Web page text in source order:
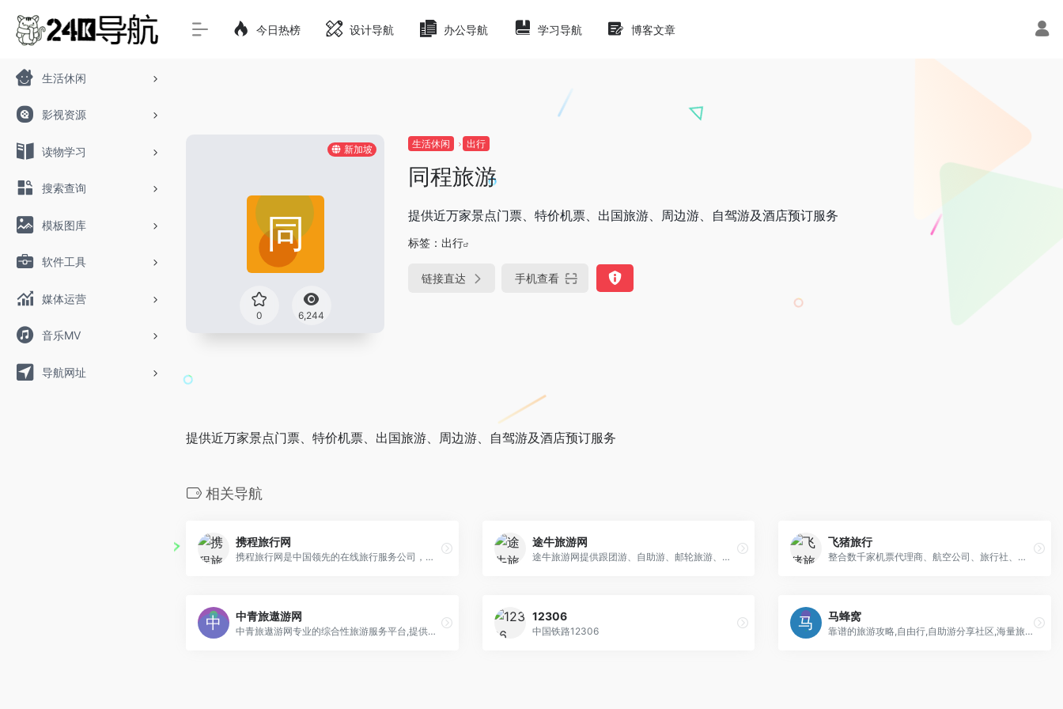
生活休闲
影视资源
读物学习
搜索查询
模板图库
软件工具
媒体运营
音乐MV
导航网址
今日热榜 设计导航 办公导航 学习导航 博客文章
新加坡
0 6,244
生活休闲 出行
同程旅游
提供近万家景点门票、特价机票、出国旅游、周边游、自驾游及酒店预订服务
标签： 出行
链接直达 手机查看
提供近万家景点门票、特价机票、出国旅游、周边游、自驾游及酒店预订服务
相关导航
携程旅行网
携程旅行网是中国领先的在线旅行服务公司，向超过9000万会员提供酒店预订、酒店点评及特价酒店查询、机票预订、飞机票查询、时刻表、票价查询、航班查询、度假预订、商旅管理、为您的出行提供全方位旅行服务。
途牛旅游网
途牛旅游网提供跟团游、自助游、邮轮旅游、自驾游、定制游以及景点门票预订、机票预订、火车票预订服务,还有牛人专线、首付出发旅游等品质高端、价格实惠的旅游路线
飞猪旅行
整合数千家机票代理商、航空公司、旅行社、旅行代理商资源，直签酒店，客栈卖家等为广大旅游者提供特价机票，酒店预订，客栈查询，国内外度假信息，门票购买，签证代理，旅游卡券，租车，邮轮等旅游产品的信息搜索，购买及售后服务。
中青旅遨游网
中青旅遨游网专业的综合性旅游服务平台,提供出境旅游、国内游、海岛游、邮轮旅游、定制游、签证办理、机票预订、查询、全程优质服务。
12306
中国铁路12306
马蜂窝
靠谱的旅游攻略,自由行,自助游分享社区,海量旅游景点图片、游记、交通、美食、购物等自由行旅游攻略信息,马蜂窝旅游网获取自由行,自助游攻略信息更全面